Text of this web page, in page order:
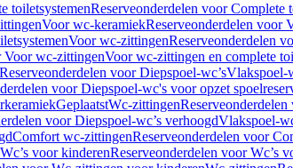
toiletsystemenReserveonderdelen voor Complete
Voor wc-keramiekReserveonderdelen voor
Voor wc-zittingenReserveonderdelen
Voor wc-zittingenVoor wc-zittingen en complete
Reserveonderdelen voor Diepspoel-wc’sVlakspoel-
voor Diepspoel-wc's voor opzet
GeplaatstWc-zittingen
voor Diepspoel-wc’s verhoogdVlakspoel-
Comfort wc-zittingenReserveonderdelen voor
Wc’s voor kinderenReserveonderdelen voor Wc’s